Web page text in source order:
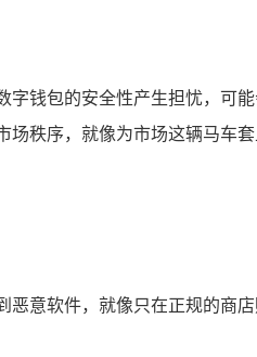
钱包的安全性产生担忧，可
秩序，就像为市场这辆马车套
意软件，就像只在正规的商